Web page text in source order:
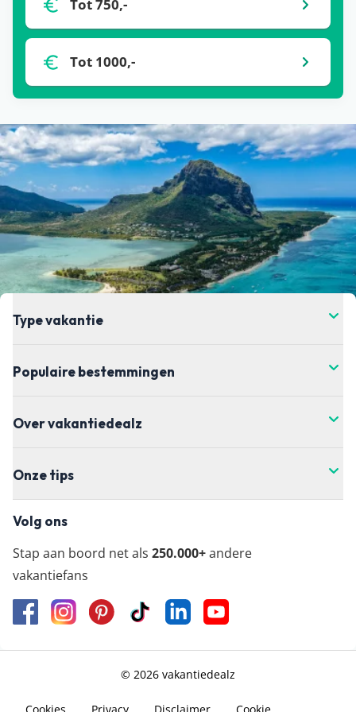
onze partners. Het kan zijn dat binnen de 24 uur
de prijs verandert. Dit kan hoger of lager zijn,
de meest actuele vanaf-prijs kun je het beste
doorklikken naar de aanbieder waar je je vakantie
Tot 750,-
Tot 1000,-
Type vakantie
Populaire bestemmingen
Over vakantiedealz
Onze tips
Volg ons
Stap aan boord net als 250.000+andere
vakantiefans
© 2026 vakantiedealz
Cookies Privacy Disclaimer Cookie